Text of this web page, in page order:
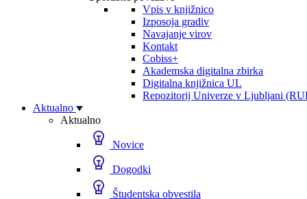
Vpis v knjižnico
Izposoja gradiv
Navajanje virov
Kontakt
Cobiss+
Akademska digitalna zbirka
Digitalna knjižnica UL
Repozitorij Univerze v Ljubljani
Aktualno
Aktualno
Novice
Dogodki
Študentska obvestila